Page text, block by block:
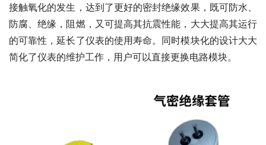
接触氧化的发生，达到了更好的密封绝缘效果，既可防水、
防腐、绝缘，阻燃，又可提高其抗震性能，大大提高其运行
的可靠性，延长了仪表的使用寿命。同时模块化的设计大大
简化了仪表的维护工作，用户可以直接更换电路模块。